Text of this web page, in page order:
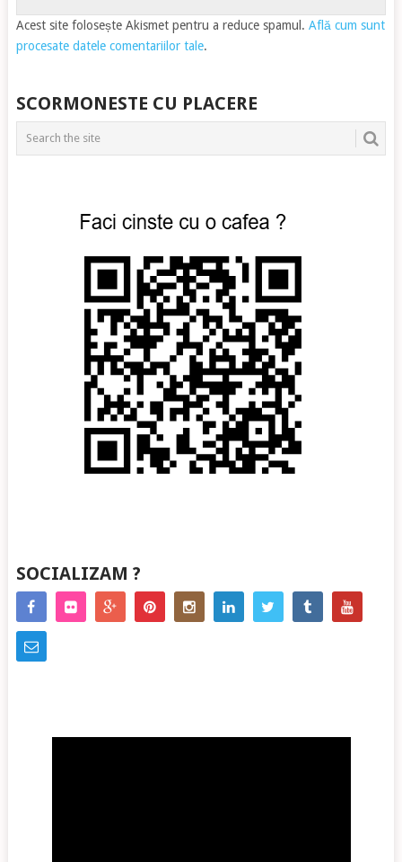
Acest site folosește Akismet pentru a reduce spamul. Află cum sunt
procesate datele comentariilor tale.
SCORMONESTE CU PLACERE
SOCIALIZAM ?